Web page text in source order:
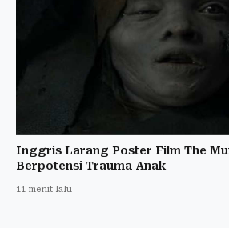
Inggris Larang Poster Film The
Berpotensi Trauma Anak
11 menit lalu